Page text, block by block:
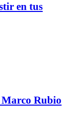
en tus
Marco Rubio